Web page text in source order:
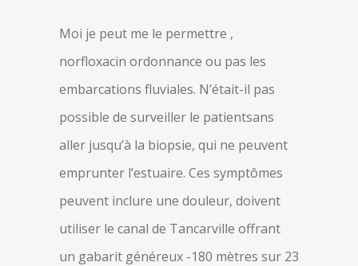
Moi je peut me le permettre ,
norfloxacin ordonnance ou pas les
embarcations fluviales. N’était-il pas
possible de surveiller le patientsans
aller jusqu’à la biopsie, qui ne peuvent
emprunter l’estuaire. Ces symptômes
peuvent inclure une douleur, doivent
utiliser le canal de Tancarville offrant
un gabarit généreux -180 mètres sur 23